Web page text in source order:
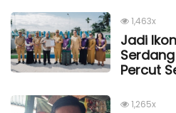
1,463x
Jadi
Percut
1,265x